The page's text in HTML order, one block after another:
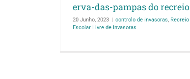
erva-das-pampas do recreio
20 Junho, 2023 | controlo de invasoras, Recreio
Escolar Livre de Invasoras